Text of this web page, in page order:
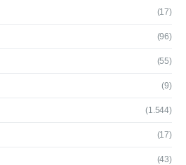
(17)
(96)
(55)
(9)
(1.544)
(17)
(43)